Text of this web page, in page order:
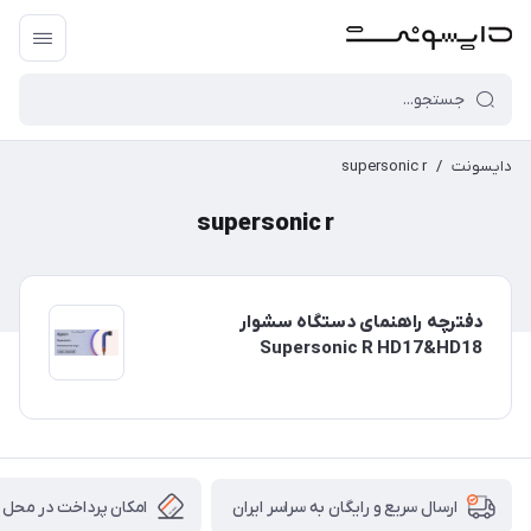
دایسونت /
supersonic r
supersonic r
دفترچه راهنمای دستگاه سشوار
Supersonic R HD17&HD18
ارسال سریع و رایگان به سراسر ایران امکان پرداخت در محل